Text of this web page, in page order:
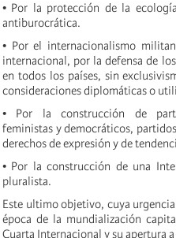
• Por la protección de la
antiburocrática.
• Por el internacionalismo
internacional, por la defensa de
en todos los países, sin
consideraciones diplomáticas o
• Por la construcción de
feministas y democráticos,
derechos de expresión y de
• Por la construcción de una
pluralista.
Este ultimo objetivo, cuya
época de la mundialización
Cuarta Internacional y su apertura